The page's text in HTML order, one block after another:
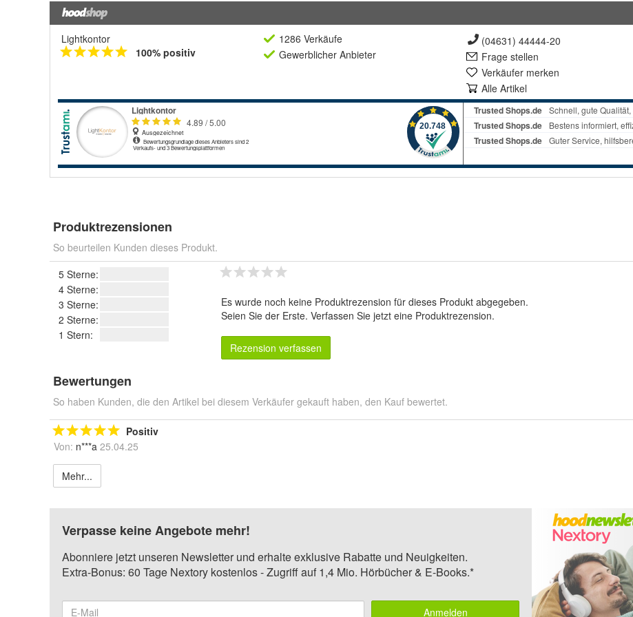
Lightkontor
100% positiv
1286 Verkäufe
Gewerblicher Anbieter
(04631) 44444-20
Frage stellen
Verkäufer merken
Alle Artikel
Produktrezensionen
So beurteilen Kunden dieses Produkt.
5 Sterne:
4 Sterne:
3 Sterne:
2 Sterne:
1 Stern:
Es wurde noch keine Produktrezension für dieses Produkt abgegeben.
Seien Sie der Erste. Verfassen Sie jetzt eine Produktrezension.
Rezension verfassen
Bewertungen
So haben Kunden, die den Artikel bei diesem Verkäufer gekauft haben, den Kauf bewertet.
Positiv
Von: n***a 25.04.25
Mehr...
Verpasse keine Angebote mehr!
Abonniere jetzt unseren Newsletter und erhalte exklusive Rabatte und Neuigkeiten.
Extra-Bonus: 60 Tage Nextory kostenlos - Zugriff auf 1,4 Mio. Hörbücher & E-Books.*
Anmelden